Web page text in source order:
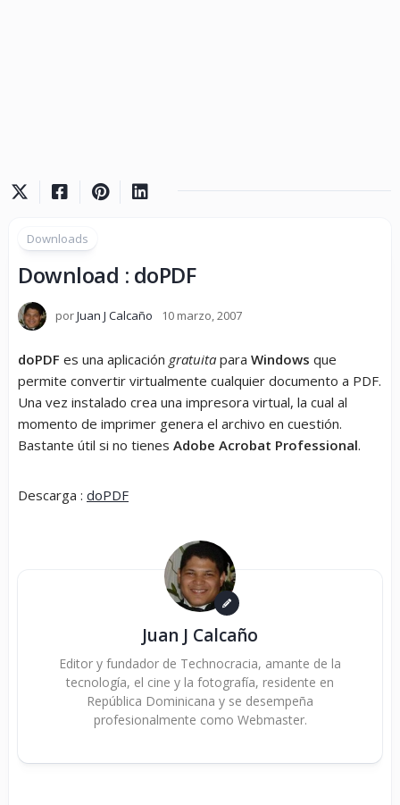
Downloads
Download : doPDF
porJuan J Calcaño 10 marzo, 2007
doPDF es una aplicación gratuita para Windows que
permite convertir virtualmente cualquier documento a PDF.
Una vez instalado crea una impresora virtual, la cual al
momento de imprimer genera el archivo en cuestión.
Bastante útil si no tienes Adobe Acrobat Professional.
Descarga : doPDF
Juan J Calcaño
Editor y fundador de Technocracia, amante de la
tecnología, el cine y la fotografía, residente en
República Dominicana y se desempeña
profesionalmente como Webmaster.